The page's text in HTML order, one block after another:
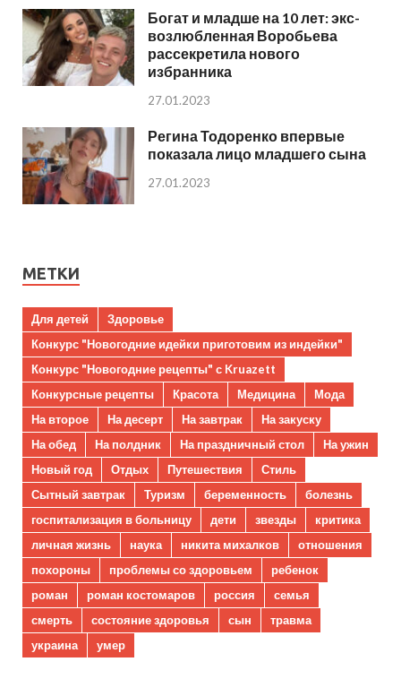
Богат и младше на 10 лет: экс-
возлюбленная Воробьева
рассекретила нового
избранника
27.01.2023
Регина Тодоренко впервые
показала лицо младшего сына
27.01.2023
МЕТКИ
Для детей
Здоровье
Конкурс "Новогодние идейки приготовим из индейки"
Конкурс "Новогодние рецепты" с Kruazett
Конкурсные рецепты
Красота Медицина
Мода
На второе
На десерт На завтрак
На закуску
На обед
На полдник На праздничный стол
На ужин
Новый год
Отдых Путешествия
Стиль
Сытный завтрак
Туризм беременность
болезнь
госпитализация в больницу
дети звезды
критика
личная жизнь
наука никита михалков
отношения
похороны
проблемы со здоровьем
ребенок
роман
роман костомаров россия
семья
смерть
состояние здоровья сын
травма
украина
умер